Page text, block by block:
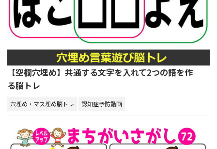
【空欄穴埋め】共通する文字を入れて2つの語を作
る脳トレ
穴埋め・マス埋め脳トレ 認知症予防動画